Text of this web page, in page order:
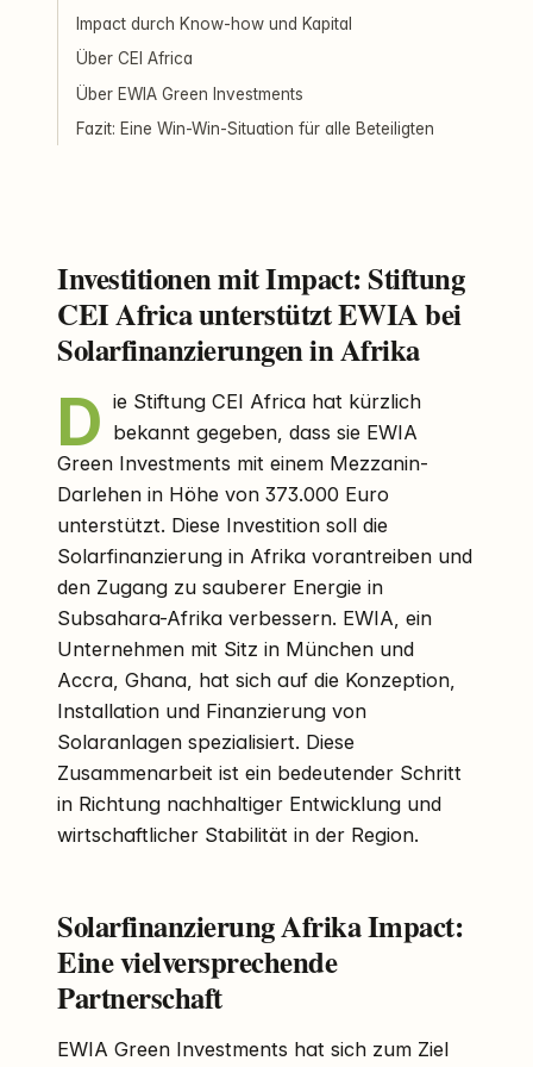
Impact durch Know-how und Kapital
Über CEI Africa
Über EWIA Green Investments
Fazit: Eine Win-Win-Situation für alle Beteiligten
Investitionen mit Impact: Stiftung
CEI Africa unterstützt EWIA bei
Solarfinanzierungen in Afrika
D ie Stiftung CEI Africa hat kürzlich
bekannt gegeben, dass sie EWIA
Green Investments mit einem Mezzanin-
Darlehen in Höhe von 373.000 Euro
unterstützt. Diese Investition soll die
Solarfinanzierung in Afrika vorantreiben und
den Zugang zu sauberer Energie in
Subsahara-Afrika verbessern. EWIA, ein
Unternehmen mit Sitz in München und
Accra, Ghana, hat sich auf die Konzeption,
Installation und Finanzierung von
Solaranlagen spezialisiert. Diese
Zusammenarbeit ist ein bedeutender Schritt
in Richtung nachhaltiger Entwicklung und
wirtschaftlicher Stabilität in der Region.
Solarfinanzierung Afrika Impact:
Eine vielversprechende
Partnerschaft
EWIA Green Investments hat sich zum Ziel